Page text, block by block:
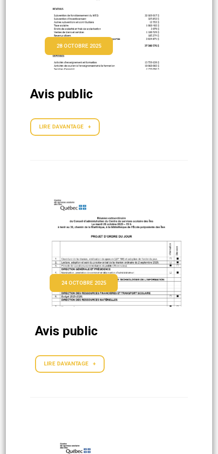
28 OCTOBRE 2025
Avis public
LIRE DAVANTAGE +
24 OCTOBRE 2025
Avis public
LIRE DAVANTAGE +